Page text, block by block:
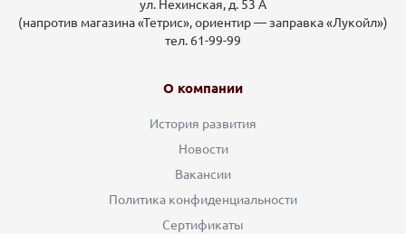
ул. Нехинская, д. 53 А
(напротив магазина «Тетрис», ориентир — заправка «Лукойл»)
тел. 61-99-99
О компании
История развития
Новости
Вакансии
Политика конфиденциальности
Сертификаты